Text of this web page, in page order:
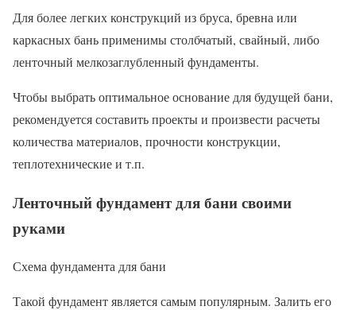
Для более легких конструкций из бруса, бревна или
каркасных бань применимы столбчатый, свайный, либо
ленточный мелкозаглубленный фундаменты.
Чтобы выбрать оптимальное основание для будущей бани,
рекомендуется составить проекты и произвести расчеты
количества материалов, прочности конструкции,
теплотехнические и т.п.
Ленточный фундамент для бани своими
руками
Схема фундамента для бани
Такой фундамент является самым популярным. Залить его